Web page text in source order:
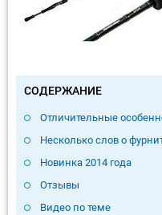
СОДЕРЖАНИЕ
Отличительные
Несколько слов о
Новинка 2014 года
Отзывы
Видео по теме